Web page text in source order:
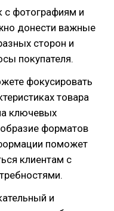
с фотографиям и
донести важные
сторон и
покупателя.
фокусировать
товара
ключевых
форматов
поможет
клиентам с
и